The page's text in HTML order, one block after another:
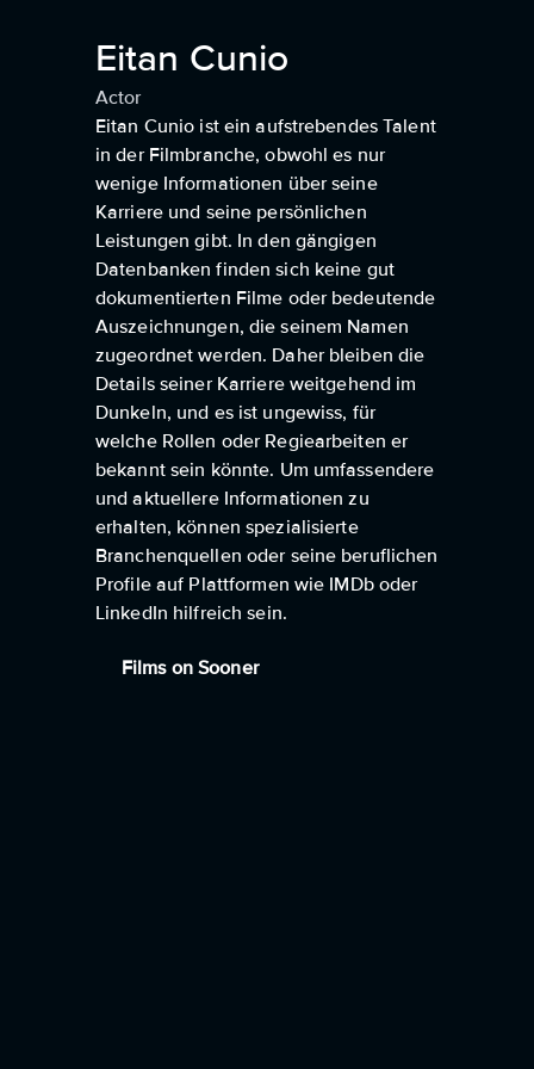
Eitan Cunio
Actor
Eitan Cunio ist ein aufstrebendes Talent
in der Filmbranche, obwohl es nur
wenige Informationen über seine
Karriere und seine persönlichen
Leistungen gibt. In den gängigen
Datenbanken finden sich keine gut
dokumentierten Filme oder bedeutende
Auszeichnungen, die seinem Namen
zugeordnet werden. Daher bleiben die
Details seiner Karriere weitgehend im
Dunkeln, und es ist ungewiss, für
welche Rollen oder Regiearbeiten er
bekannt sein könnte. Um umfassendere
und aktuellere Informationen zu
erhalten, können spezialisierte
Branchenquellen oder seine beruflichen
Profile auf Plattformen wie IMDb oder
LinkedIn hilfreich sein.
Films on Sooner